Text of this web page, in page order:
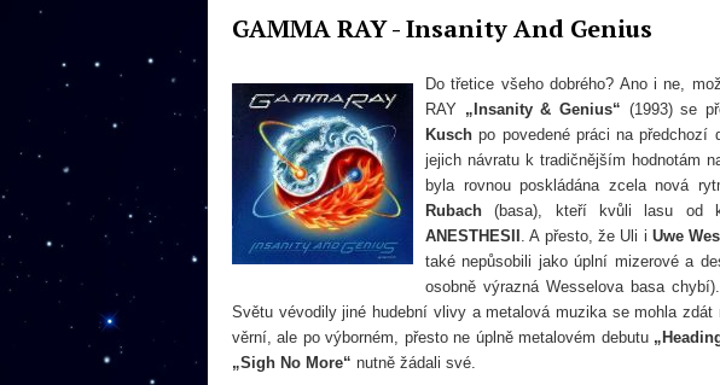
GAMMA RAY - Insanity And Genius
Do třetice všeho dobrého? Ano i ne,
RAY „Insanity & Genius“ (1993) se
Kusch po povedené práci na předchozí
jejich návratu k tradičnějším hodnotám
byla rovnou poskládána zcela nová
Rubach (basa), kteří kvůli lasu od
ANESTHESII . A přesto, že Uli i Uwe
také nepůsobili jako úplní mizerové a
osobně výrazná Wesselova basa
Světu vévodily jiné hudební vlivy a metalová muzika se mohla
věrní, ale po výborném, přesto ne úplně metalovém debutu
„Sigh No More“ nutně žádali své.